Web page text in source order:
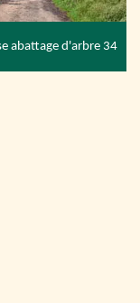
abattage d'arbre 34